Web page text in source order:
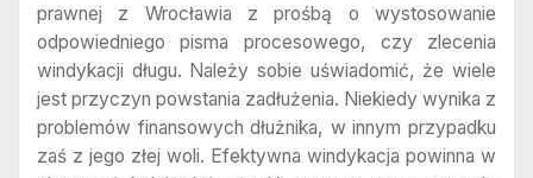
prawnej z Wrocławia z prośbą o wystosowanie
odpowiedniego pisma procesowego, czy zlecenia
windykacji długu. Należy sobie uświadomić, że wiele
jest przyczyn powstania zadłużenia. Niekiedy wynika z
problemów finansowych dłużnika, w innym przypadku
zaś z jego złej woli. Efektywna windykacja powinna w